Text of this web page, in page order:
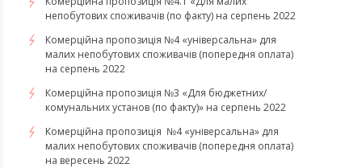
непобутових споживачів (по факту) на серпень 2022
Комерційна пропозиція №4 «універсальна» для
малих непобутових споживачів (попередня оплата)
на серпень 2022
Комерційна пропозиція №3 «Для бюджетних/
комунальних установ (по факту)» на серпень 2022
Комерційна пропозиція №4 «універсальна» для
малих непобутових споживачів (попередня оплата)
на вересень 2022